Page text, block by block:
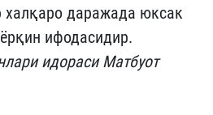
халқаро даражада юксак
ифодасидир.
идораси Матбуот